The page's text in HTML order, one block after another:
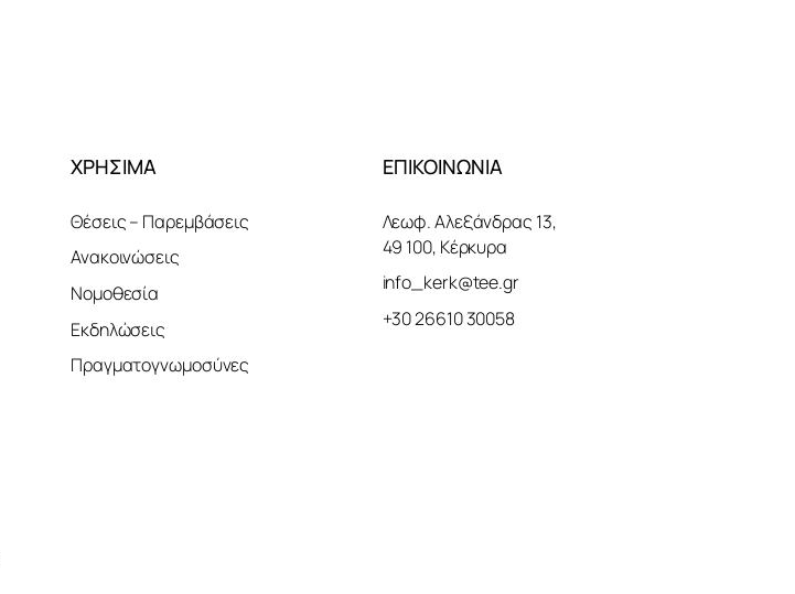
ΧΡΗΣΙΜΑ
Θέσεις – Παρεμβάσεις
Ανακοινώσεις
Νομοθεσία
Εκδηλώσεις
Πραγματογνωμοσύνες
ΕΠΙΚΟΙΝΩΝΙΑ
Λεωφ. Αλεξάνδρας 13,
49 100, Κέρκυρα
info_kerk@tee.gr
+30 26610 30058